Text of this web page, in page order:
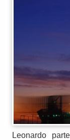
Leonardo